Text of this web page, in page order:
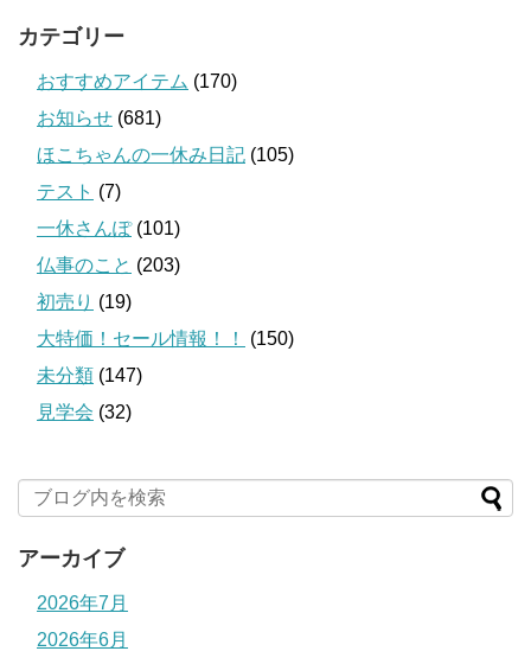
カテゴリー
おすすめアイテム (170)
お知らせ (681)
ほこちゃんの一休み日記 (105)
テスト (7)
一休さんぽ(101)
仏事のこと (203)
初売り (19)
大特価！セール情報！！
(150)
未分類 (147)
見学会 (32)
アーカイブ
2026年7月
2026年6月